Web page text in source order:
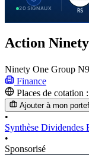
20 SIGNAUX RS
Action
Ninety One Group
Finance
Places de cotation :
Ajouter à mon
•
Synthèse Dividendes
•
Sponsorisé